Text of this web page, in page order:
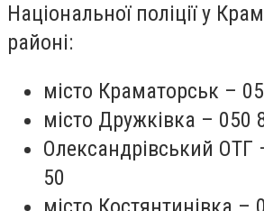
Національної поліції у
районі:
місто Краматорськ –
місто Дружківка – 050
Олександрівський ОТГ
50